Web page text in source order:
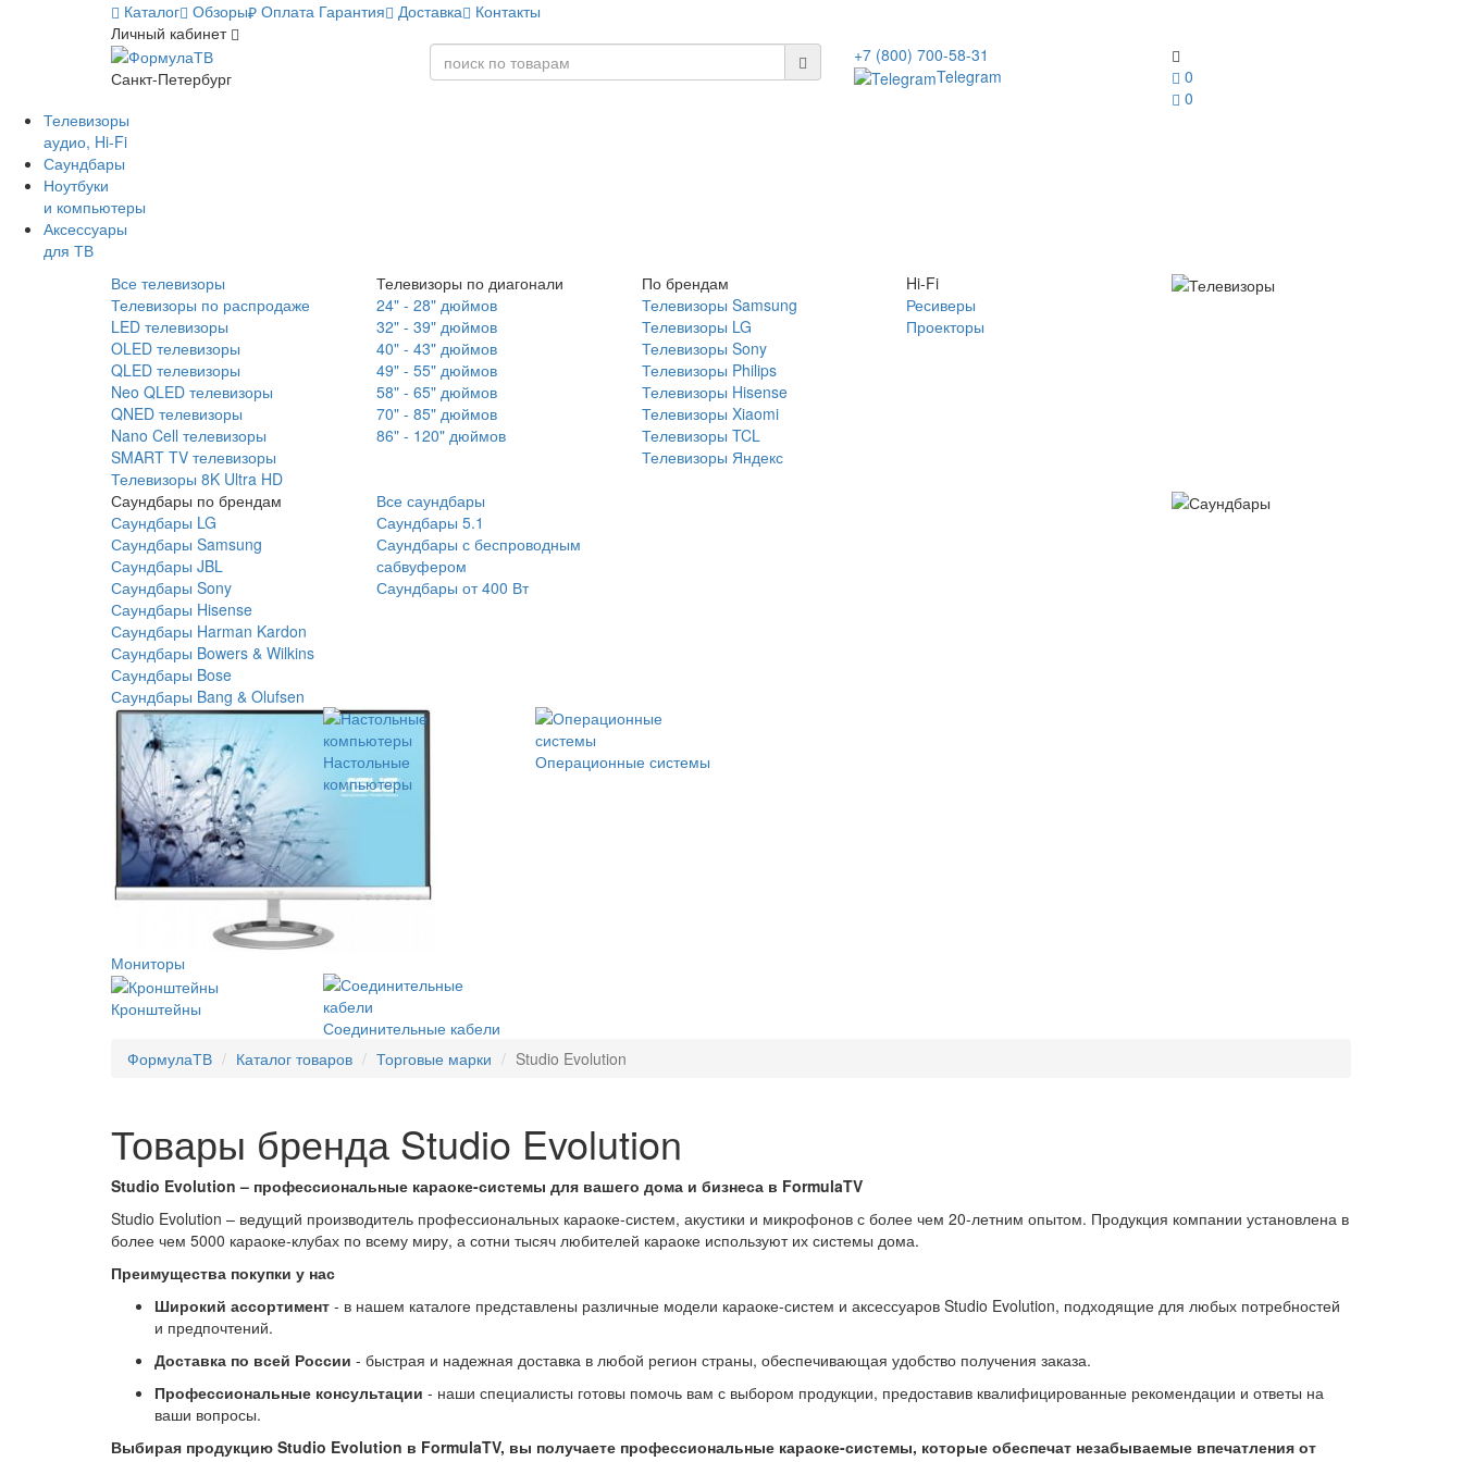
Каталог Обзоры Оплата Гарантия Доставка
Контакты
Личный кабинет
Санкт-Петербург
0
0
+7 (800) 700-58-31
Telegram
Телевизоры
аудио, Hi-Fi
Саундбары
Ноутбуки
и компьютеры
Аксессуары
для ТВ
Все телевизоры
Телевизоры по распродаже
LED телевизоры
OLED телевизоры
QLED телевизоры
Neo QLED телевизоры
QNED телевизоры
Nano Cell телевизоры
SMART TV телевизоры
Телевизоры 8K Ultra HD
Телевизоры по диагонали
24" - 28" дюймов
32" - 39" дюймов
40" - 43" дюймов
49" - 55" дюймов
58" - 65" дюймов
70" - 85" дюймов
86" - 120" дюймов
По брендам
Телевизоры Samsung
Телевизоры LG
Телевизоры Sony
Телевизоры Philips
Телевизоры Hisense
Телевизоры Xiaomi
Телевизоры TCL
Телевизоры Яндекс
Hi-Fi
Ресиверы
Проекторы
Саундбары по брендам
Саундбары LG
Саундбары Samsung
Саундбары JBL
Саундбары Sony
Саундбары Hisense
Саундбары Harman Kardon
Саундбары Bowers & Wilkins
Саундбары Bose
Саундбары Bang & Olufsen
Все саундбары
Саундбары 5.1
Саундбары с беспроводным
сабвуфером
Саундбары от 400 Вт
Мониторы
Настольные
компьютеры
Операционные системы
Кронштейны
Соединительные кабели
ФормулаТВ
Каталог товаров Торговые марки Studio Evolution
Товары бренда Studio Evolution
Studio Evolution – профессиональные караоке-системы для вашего дома и бизнеса в FormulaTV
Studio Evolution – ведущий производитель профессиональных караоке-систем, акустики и микрофонов с более чем 20-летним опытом. Продукция компании установлена в
более чем 5000 караоке-клубах по всему миру, а сотни тысяч любителей караоке используют их системы дома.
Преимущества покупки у нас
Широкий ассортимент - в нашем каталоге представлены различные модели караоке-систем и аксессуаров Studio Evolution, подходящие для любых потребностей
и предпочтений.
Доставка по всей России - быстрая и надежная доставка в любой регион страны, обеспечивающая удобство получения заказа.
Профессиональные консультации - наши специалисты готовы помочь вам с выбором продукции, предоставив квалифицированные рекомендации и ответы на
ваши вопросы.
Выбирая продукцию Studio Evolution в FormulaTV, вы получаете профессиональные караоке-системы, которые обеспечат незабываемые впечатления от